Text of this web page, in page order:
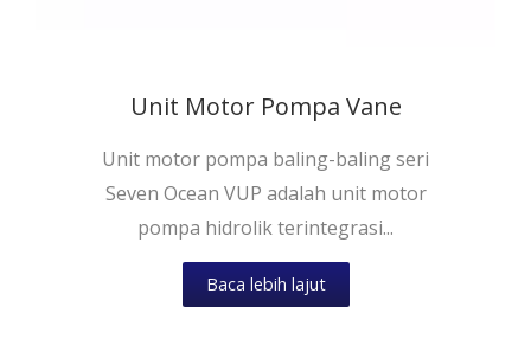
Unit Motor Pompa Vane
Unit motor pompa baling-baling seri
Seven Ocean VUP adalah unit motor
pompa hidrolik terintegrasi...
Baca lebih lajut